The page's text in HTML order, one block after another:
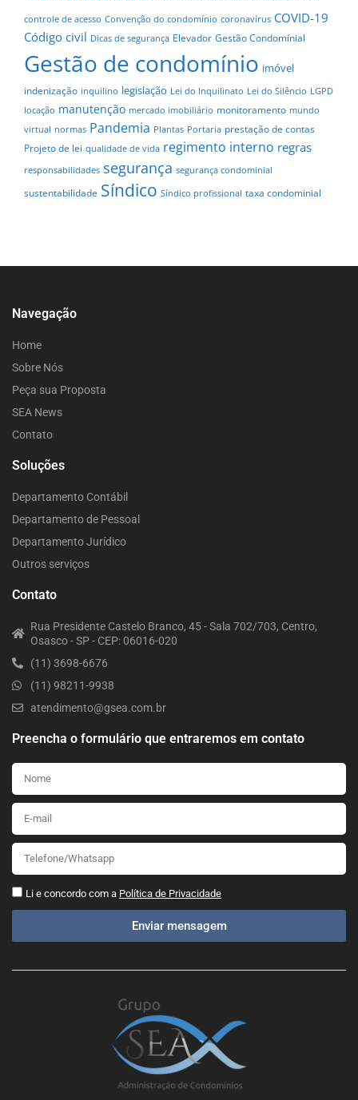
controle de acesso Convenção do condomínio coronavírus COVID-19
Código civil Dicas de segurança Elevador Gestão Condomínial
Gestão de condomínio imóvel
indenização inquilino legislação Lei do Inquilinato Lei do Silêncio LGPD
locação manutenção mercado imobiliário monitoramento mundo
virtual normas Pandemia Plantas Portaria prestação de contas
Projeto de lei qualidade de vida regimento interno regras
responsabilidades segurança segurança condominial
sustentabilidade Síndico Síndico profissional taxa condominial
Navegação
Home
Sobre Nós
Peça sua Proposta
SEA News
Contato
Soluções
Departamento Contábil
Departamento de Pessoal
Departamento Jurídico
Outros serviços
Contato
Rua Presidente Castelo Branco, 45 - Sala 702/703, Centro,
Osasco - SP - CEP: 06016-020
(11) 3698-6676
(11) 98211-9938
atendimento@gsea.com.br
Preencha o formulário que entraremos em contato
Li e concordo com a Política de Privacidade
Enviar mensagem